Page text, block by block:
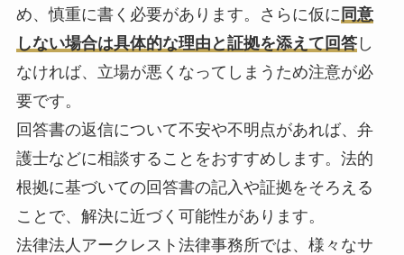
め、慎重に書く必要があります。さらに仮に 同意
しない場合は具体的な理由と証拠を添えて回答し
なければ、立場が悪くなってしまうため注意が必
要です。
回答書の返信について不安や不明点があれば、弁
護士などに相談することをおすすめします。法的
根拠に基づいての回答書の記入や証拠をそろえる
ことで、解決に近づく可能性があります。
法律法人アークレスト法律事務所では、様々なサ